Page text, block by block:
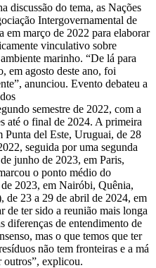
discussão do tema, as Nações
Intergovernamental de
em março de 2022 para elaborar
vinculativo sobre
marinho. “De lá para
em agosto deste ano, foi
anunciou. Evento debateu a
semestre de 2022, com a
até o final de 2024. A primeira
del Este, Uruguai, de 28
seguida por uma segunda
junho de 2023, em Paris,
o ponto médio do
2023, em Nairóbi, Quênia,
de 23 a 29 de abril de 2024, em
de ter sido a reunião mais longa
diferenças de entendimento de
mas o que temos que ter
não tem fronteiras e a má
outros”, explicou.